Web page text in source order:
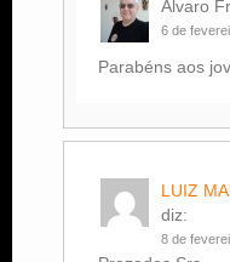
Alvaro
6 de
Parabéns aos
LUIZ
diz:
8 de